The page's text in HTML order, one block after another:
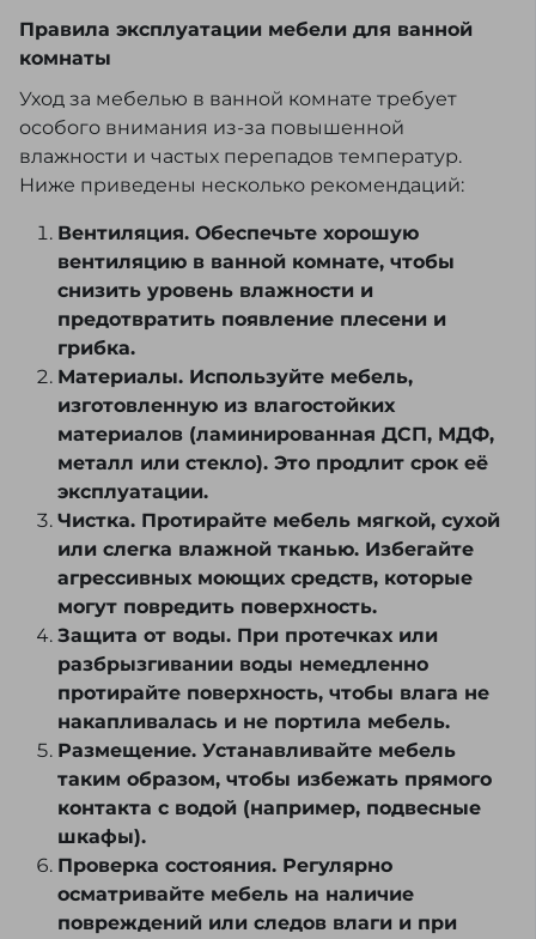
Правила эксплуатации мебели для ванной
комнаты
Уход за мебелью в ванной комнате требует
особого внимания из-за повышенной
влажности и частых перепадов температур.
Ниже приведены несколько рекомендаций:
Вентиляция. Обеспечьте хорошую
вентиляцию в ванной комнате, чтобы
снизить уровень влажности и
предотвратить появление плесени и
грибка.
Материалы. Используйте мебель,
изготовленную из влагостойких
материалов (ламинированная ДСП, МДФ,
металл или стекло). Это продлит срок её
эксплуатации.
Чистка. Протирайте мебель мягкой, сухой
или слегка влажной тканью. Избегайте
агрессивных моющих средств, которые
могут повредить поверхность.
Защита от воды. При протечках или
разбрызгивании воды немедленно
протирайте поверхность, чтобы влага не
накапливалась и не портила мебель.
Размещение. Устанавливайте мебель
таким образом, чтобы избежать прямого
контакта с водой (например, подвесные
шкафы).
Проверка состояния. Регулярно
осматривайте мебель на наличие
повреждений или следов влаги и при